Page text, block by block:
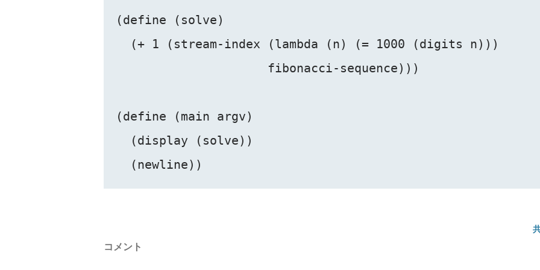
(define (solve)
  (+ 1 (stream-index (lambda (n) (= 1000 (digits n)))
                     fibonacci-sequence)))
(define (main argv)
  (display (solve))
コメント